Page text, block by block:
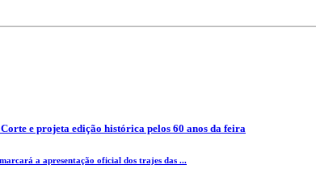
e projeta edição histórica pelos 60 anos da feira
a apresentação oficial dos trajes das ...